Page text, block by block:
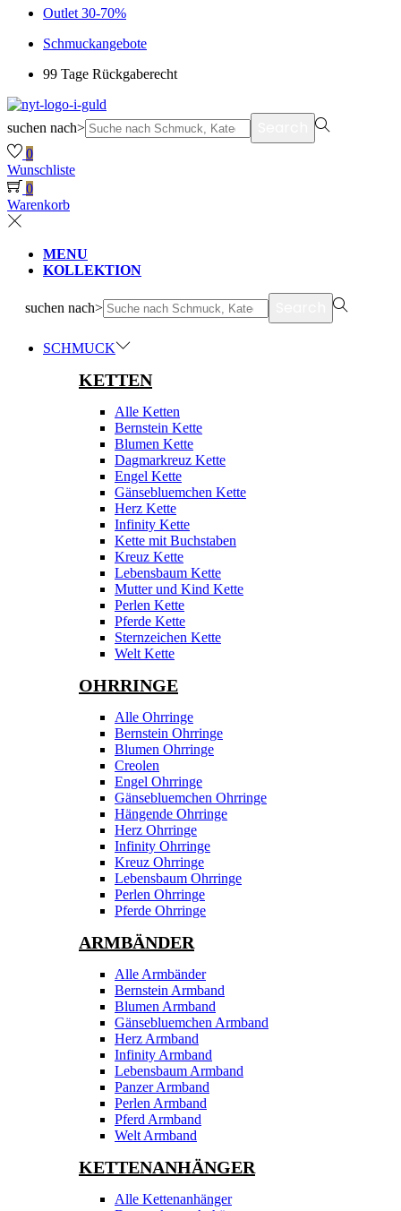
Outlet 30-70%
Schmuckangebote
99 Tage Rückgaberecht
suchen nach>
0
Wunschliste
0
Warenkorb
MENU
KOLLEKTION
suchen nach>
SCHMUCK
KETTEN
Alle Ketten
Bernstein Kette
Blumen Kette
Dagmarkreuz Kette
Engel Kette
Gänsebluemchen Kette
Herz Kette
Infinity Kette
Kette mit Buchstaben
Kreuz Kette
Lebensbaum Kette
Mutter und Kind Kette
Perlen Kette
Pferde Kette
Sternzeichen Kette
Welt Kette
OHRRINGE
Alle Ohrringe
Bernstein Ohrringe
Blumen Ohrringe
Creolen
Engel Ohrringe
Gänsebluemchen Ohrringe
Hängende Ohrringe
Herz Ohrringe
Infinity Ohrringe
Kreuz Ohrringe
Lebensbaum Ohrringe
Perlen Ohrringe
Pferde Ohrringe
ARMBÄNDER
Alle Armbänder
Bernstein Armband
Blumen Armband
Gänsebluemchen Armband
Herz Armband
Infinity Armband
Lebensbaum Armband
Panzer Armband
Perlen Armband
Pferd Armband
Welt Armband
KETTENANHÄNGER
Alle Kettenanhänger